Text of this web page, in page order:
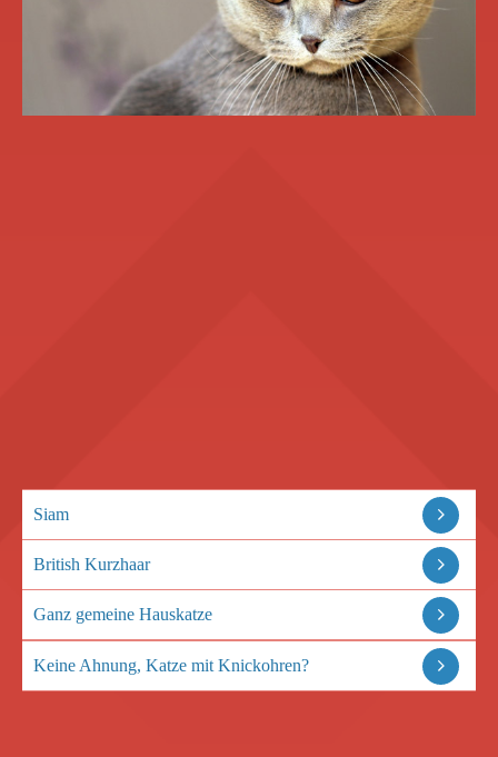
Siam
British Kurzhaar
Ganz gemeine Hauskatze
Keine Ahnung, Katze mit Knickohren?